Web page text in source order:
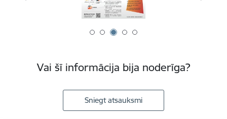
Vai šī informācija bija noderīga?
Sniegt atsauksmi